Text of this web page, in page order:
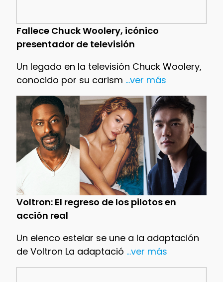
Fallece Chuck Woolery, icónico
presentador de televisión
Un legado en la televisión Chuck Woolery,
conocido por su carism ...ver más
Voltron: El regreso de los pilotos en
acción real
Un elenco estelar se une a la adaptación
de Voltron La adaptació ...ver más